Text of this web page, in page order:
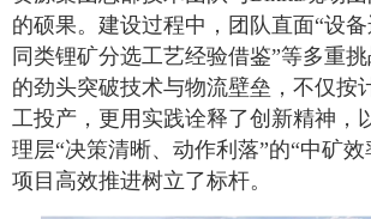
的硕果。建设过程中，团队直面“设
同类锂矿分选工艺经验借鉴”等多重
的劲头突破技术与物流壁垒，不仅按
工投产，更用实践诠释了创新精神，
理层“决策清晰、动作利落”的“中矿
项目高效推进树立了标杆。